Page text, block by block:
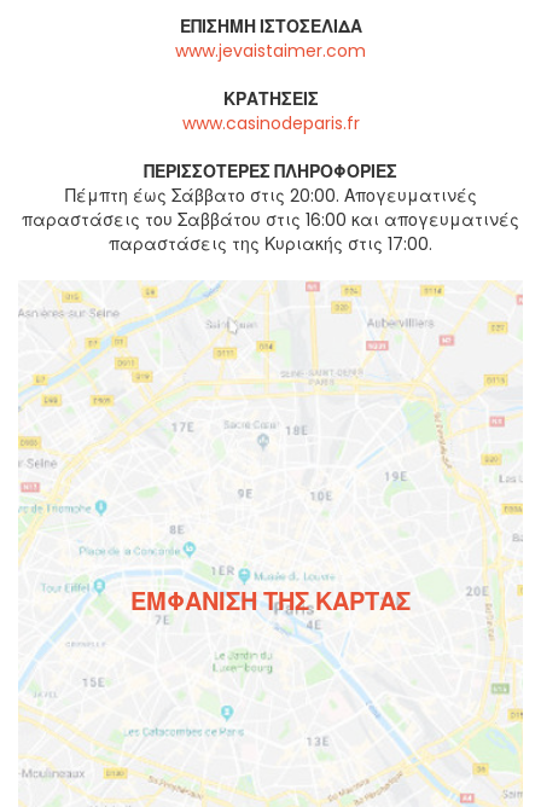
ΕΠΊΣΗΜΗ ΙΣΤΟΣΕΛΊΔΑ
www.jevaistaimer.com
ΚΡΑΤΉΣΕΙΣ
www.casinodeparis.fr
ΠΕΡΙΣΣΌΤΕΡΕΣ ΠΛΗΡΟΦΟΡΊΕΣ
Πέμπτη έως Σάββατο στις 20:00. Απογευματινές
παραστάσεις του Σαββάτου στις 16:00 και απογευματινές
παραστάσεις της Κυριακής στις 17:00.
ΕΜΦΆΝΙΣΗ ΤΗΣ ΚΆΡΤΑΣ